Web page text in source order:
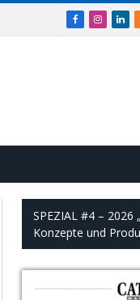
Facebook
SPEZIAL #4 – 2026
Konzepte und